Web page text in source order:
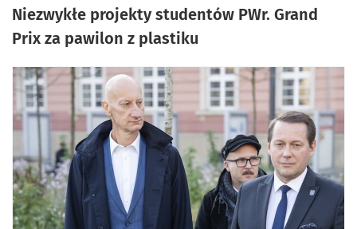
Niezwykłe projekty studentów PWr. Grand
Prix za pawilon z plastiku